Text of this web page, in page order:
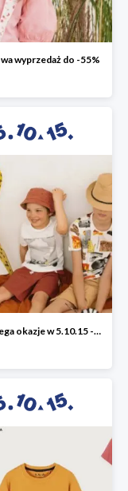
wyprzedaż do -55%
Letnie mega okazje w 5.10.15 -50%